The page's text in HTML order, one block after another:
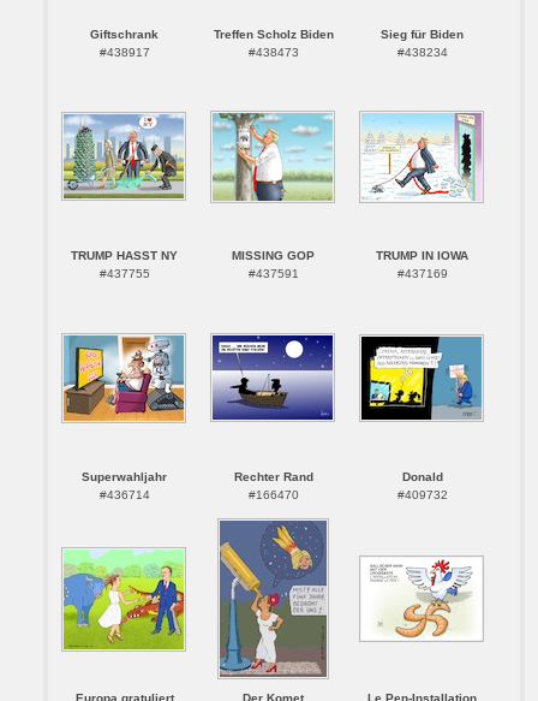
Giftschrank
#438917
Treffen Scholz Biden
#438473
Sieg für Biden
#438234
TRUMP HASST NY
#437755
MISSING GOP
#437591
TRUMP IN IOWA
#437169
Superwahljahr
#436714
Rechter Rand
#166470
Donald
#409732
Europa gratuliert Der Komet Le Pen-Installation